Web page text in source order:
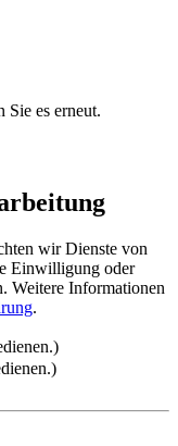
Sie es erneut.
wir Dienste von
Einwilligung oder
Weitere Informationen
.